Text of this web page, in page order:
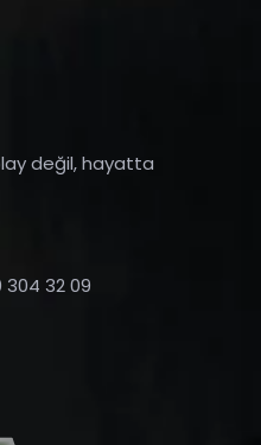
değil, hayatta
304 32 09